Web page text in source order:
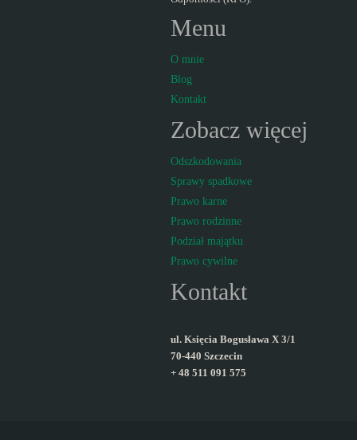
Menu
O mnie
Blog
Kontakt
Zobacz więcej
Odszkodowania
Sprawy spadkowe
Prawo karne
Prawo rodzinne
Podział majątku
Prawo cywilne
Kontakt
ul. Księcia Bogusława X 3/1
70-440 Szczecin
+ 48 511 091 575